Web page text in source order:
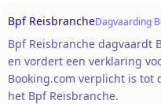
Bpf ReisbrancheDagvaarding
Bpf Reisbranche dagvaardt
en vordert een verklaring
Booking.com verplicht is tot
het Bpf Reisbranche.